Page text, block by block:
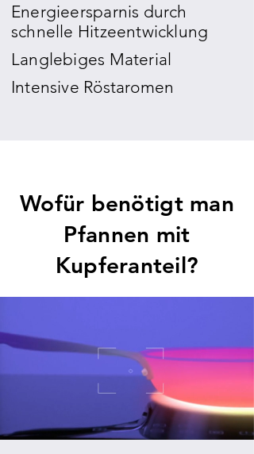
Energieersparnis durch
schnelle Hitzeentwicklung
Langlebiges Material
Intensive Röstaromen
Wofür benötigt man
Pfannen mit
Kupferanteil?